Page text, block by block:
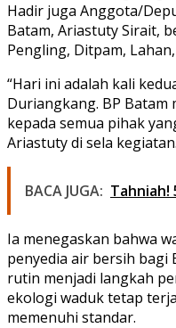
Hadir juga Anggota/
Batam, Ariastuty Sirait,
Pengling, Ditpam,
“Hari ini adalah kali
Duriangkang. BP Batam
kepada semua pihak
Ariastuty di sela kegiatan.
BACA JUGA: Tahniah!
Ia menegaskan bahwa
penyedia air bersih bagi
rutin menjadi langkah
ekologi waduk tetap
memenuhi standar.